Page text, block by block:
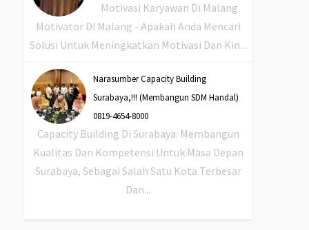
Motivasi Karyawan Di Malang
Motivator Di Malang - Apakah Anda Mencari
Solusi Untuk Meningkatkan Motivasi Dan Kin...
Narasumber Capacity Building
Surabaya,!!! (Membangun SDM Handal)
0819-4654-8000
Capacity Building Di Surabaya: Membangun
Kualitas Dan Kompetensi Untuk Masa Depan
Surabaya, Sebagai Salah Satu Kota Terbesar
Dan...